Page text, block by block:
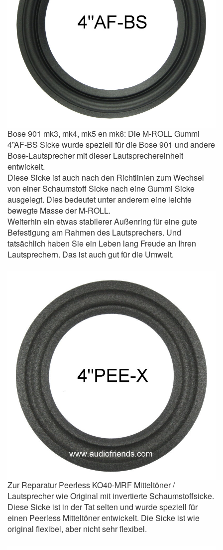
Bose 901 mk3, mk4, mk5 en mk6: Die M-ROLL Gummi
4”AF-BS Sicke wurde speziell für die Bose 901 und andere
Bose-Lautsprecher mit dieser Lautsprechereinheit
entwickelt.
Diese Sicke ist auch nach den Richtlinien zum Wechsel
von einer Schaumstoff Sicke nach eine Gummi Sicke
ausgelegt. Dies bedeutet unter anderem eine leichte
bewegte Masse der M-ROLL.
Weiterhin ein etwas stabilerer Außenring für eine gute
Befestigung am Rahmen des Lautsprechers. Und
tatsächlich haben Sie ein Leben lang Freude an Ihren
Lautsprechern. Das ist auch gut für die Umwelt.
Zur Reparatur Peerless KO40-MRF Mitteltöner /
Lautsprecher wie Original mit invertierte Schaumstoffsicke.
Diese Sicke ist in der Tat selten und wurde speziell für
einen Peerless Mitteltöner entwickelt. Die Sicke ist wie
original flexibel, aber nicht sehr flexibel.